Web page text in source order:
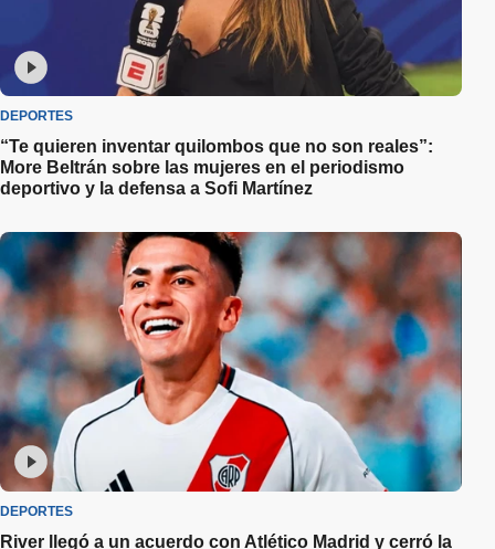
DEPORTES
“Te quieren inventar quilombos que no son reales”:
More Beltrán sobre las mujeres en el periodismo
deportivo y la defensa a Sofi Martínez
DEPORTES
River llegó a un acuerdo con Atlético Madrid y cerró la